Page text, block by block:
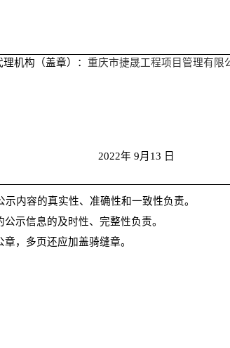
机构（盖章）： 重庆市捷晟工程项目管理有限
2022年 9月 13 日
内容的真实性、准确性和一致性负责。
示信息的及时性、完整性负责。
，多页还应加盖骑缝章。